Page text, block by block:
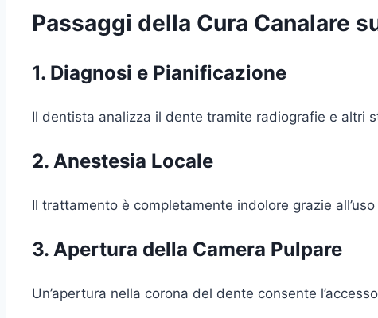
Passaggi della Cura Canalare
1. Diagnosi e Pianificazione
Il dentista analizza il dente tramite radiografie e altri
2. Anestesia Locale
Il trattamento è completamente indolore grazie
3. Apertura della Camera Pulpare
Un’apertura nella corona del dente consente